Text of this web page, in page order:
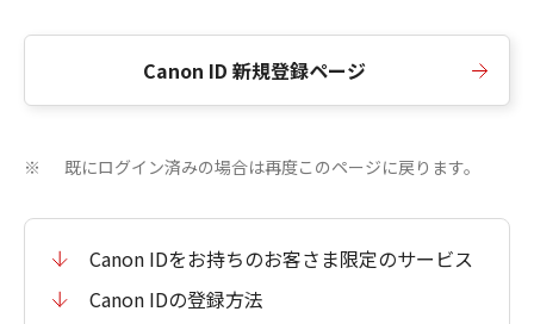
Canon ID 新規登録ページ
※ 既にログイン済みの場合は再度このページに戻ります。
Canon IDをお持ちのお客さま限定のサービス
Canon IDの登録方法